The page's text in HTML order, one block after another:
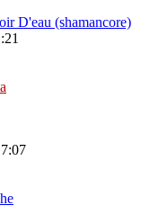
D'eau (shamancore)